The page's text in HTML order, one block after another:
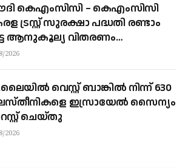
കെഎംസിസി – കെഎംസിസി
ട്രസ്റ്റ് സുരക്ഷാ പദ്ധതി രണ്ടാം
ആനുകൂല്യ വിതരണം
കോഴിക്കോട്ട്
2026
വെസ്റ്റ് ബാങ്കില്‍ നിന്ന് 630
ഇസ്രായേല്‍ സൈന്യം
ചെയ്തു
2026